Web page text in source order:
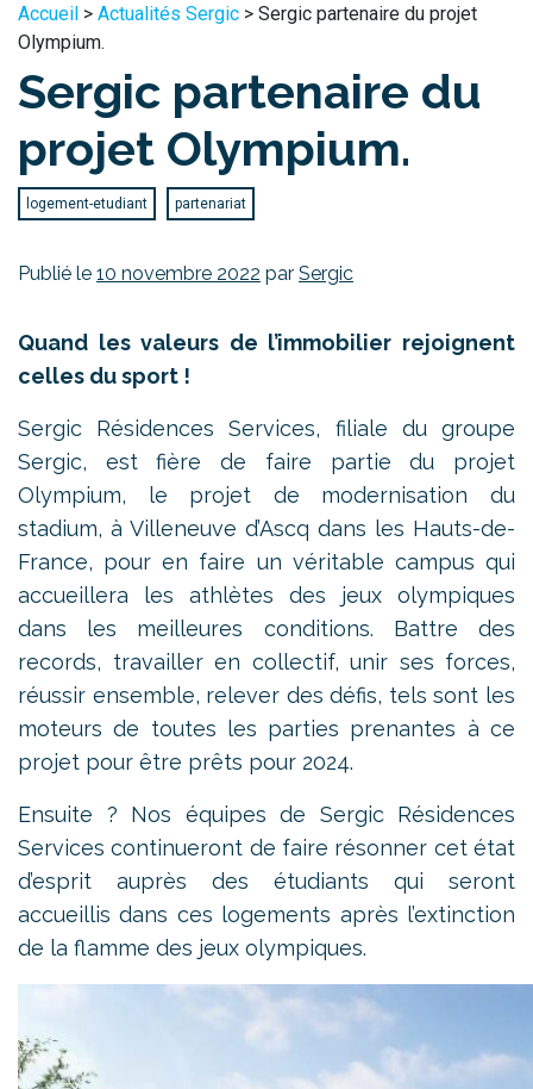
Accueil > Actualités Sergic > Sergic partenaire du projet
Olympium.
Sergic partenaire du
projet Olympium.
logement-etudiant partenariat
Publié le 10 novembre 2022 par Sergic
Quand les valeurs de l’immobilier rejoignent
celles du sport !
Sergic Résidences Services, filiale du groupe
Sergic, est fière de faire partie du projet
Olympium, le projet de modernisation du
stadium, à Villeneuve d’Ascq dans les Hauts-de-
France, pour en faire un véritable campus qui
accueillera les athlètes des jeux olympiques
dans les meilleures conditions. Battre des
records, travailler en collectif, unir ses forces,
réussir ensemble, relever des défis, tels sont les
moteurs de toutes les parties prenantes à ce
projet pour être prêts pour 2024.
Ensuite ? Nos équipes de Sergic Résidences
Services continueront de faire résonner cet état
d’esprit auprès des étudiants qui seront
accueillis dans ces logements après l’extinction
de la flamme des jeux olympiques.